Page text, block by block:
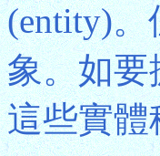
(entity)
象。如要
這些實體